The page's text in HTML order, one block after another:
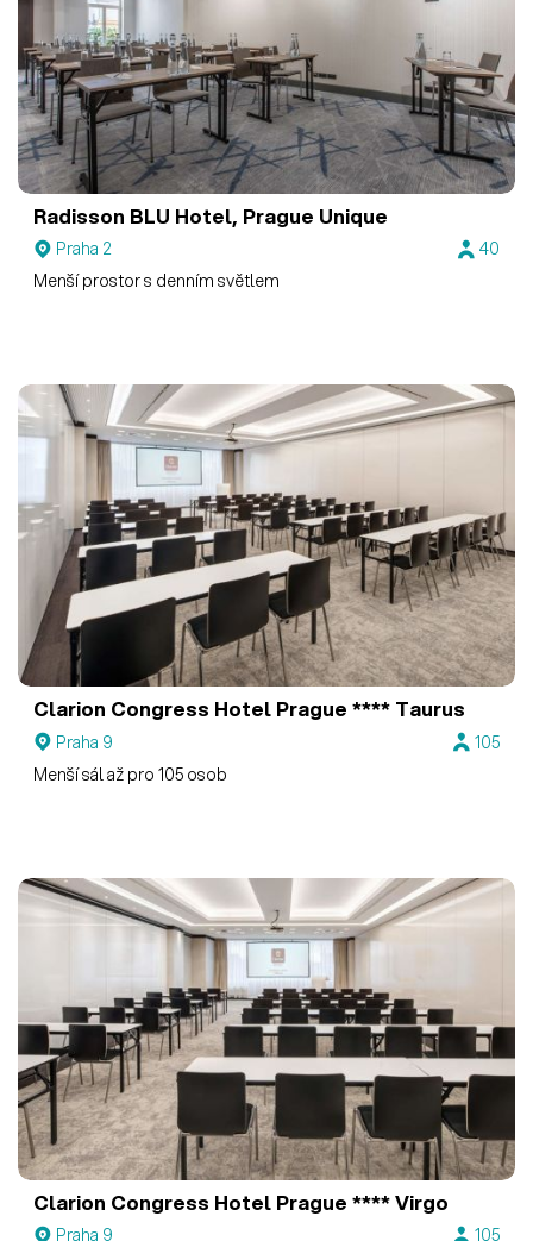
Radisson BLU Hotel, Prague Unique
Praha 2
40
Menší prostor s denním světlem
Clarion Congress Hotel Prague **** Taurus
Praha 9
105
Menší sál až pro 105 osob
Clarion Congress Hotel Prague ****Virgo
Praha 9
105